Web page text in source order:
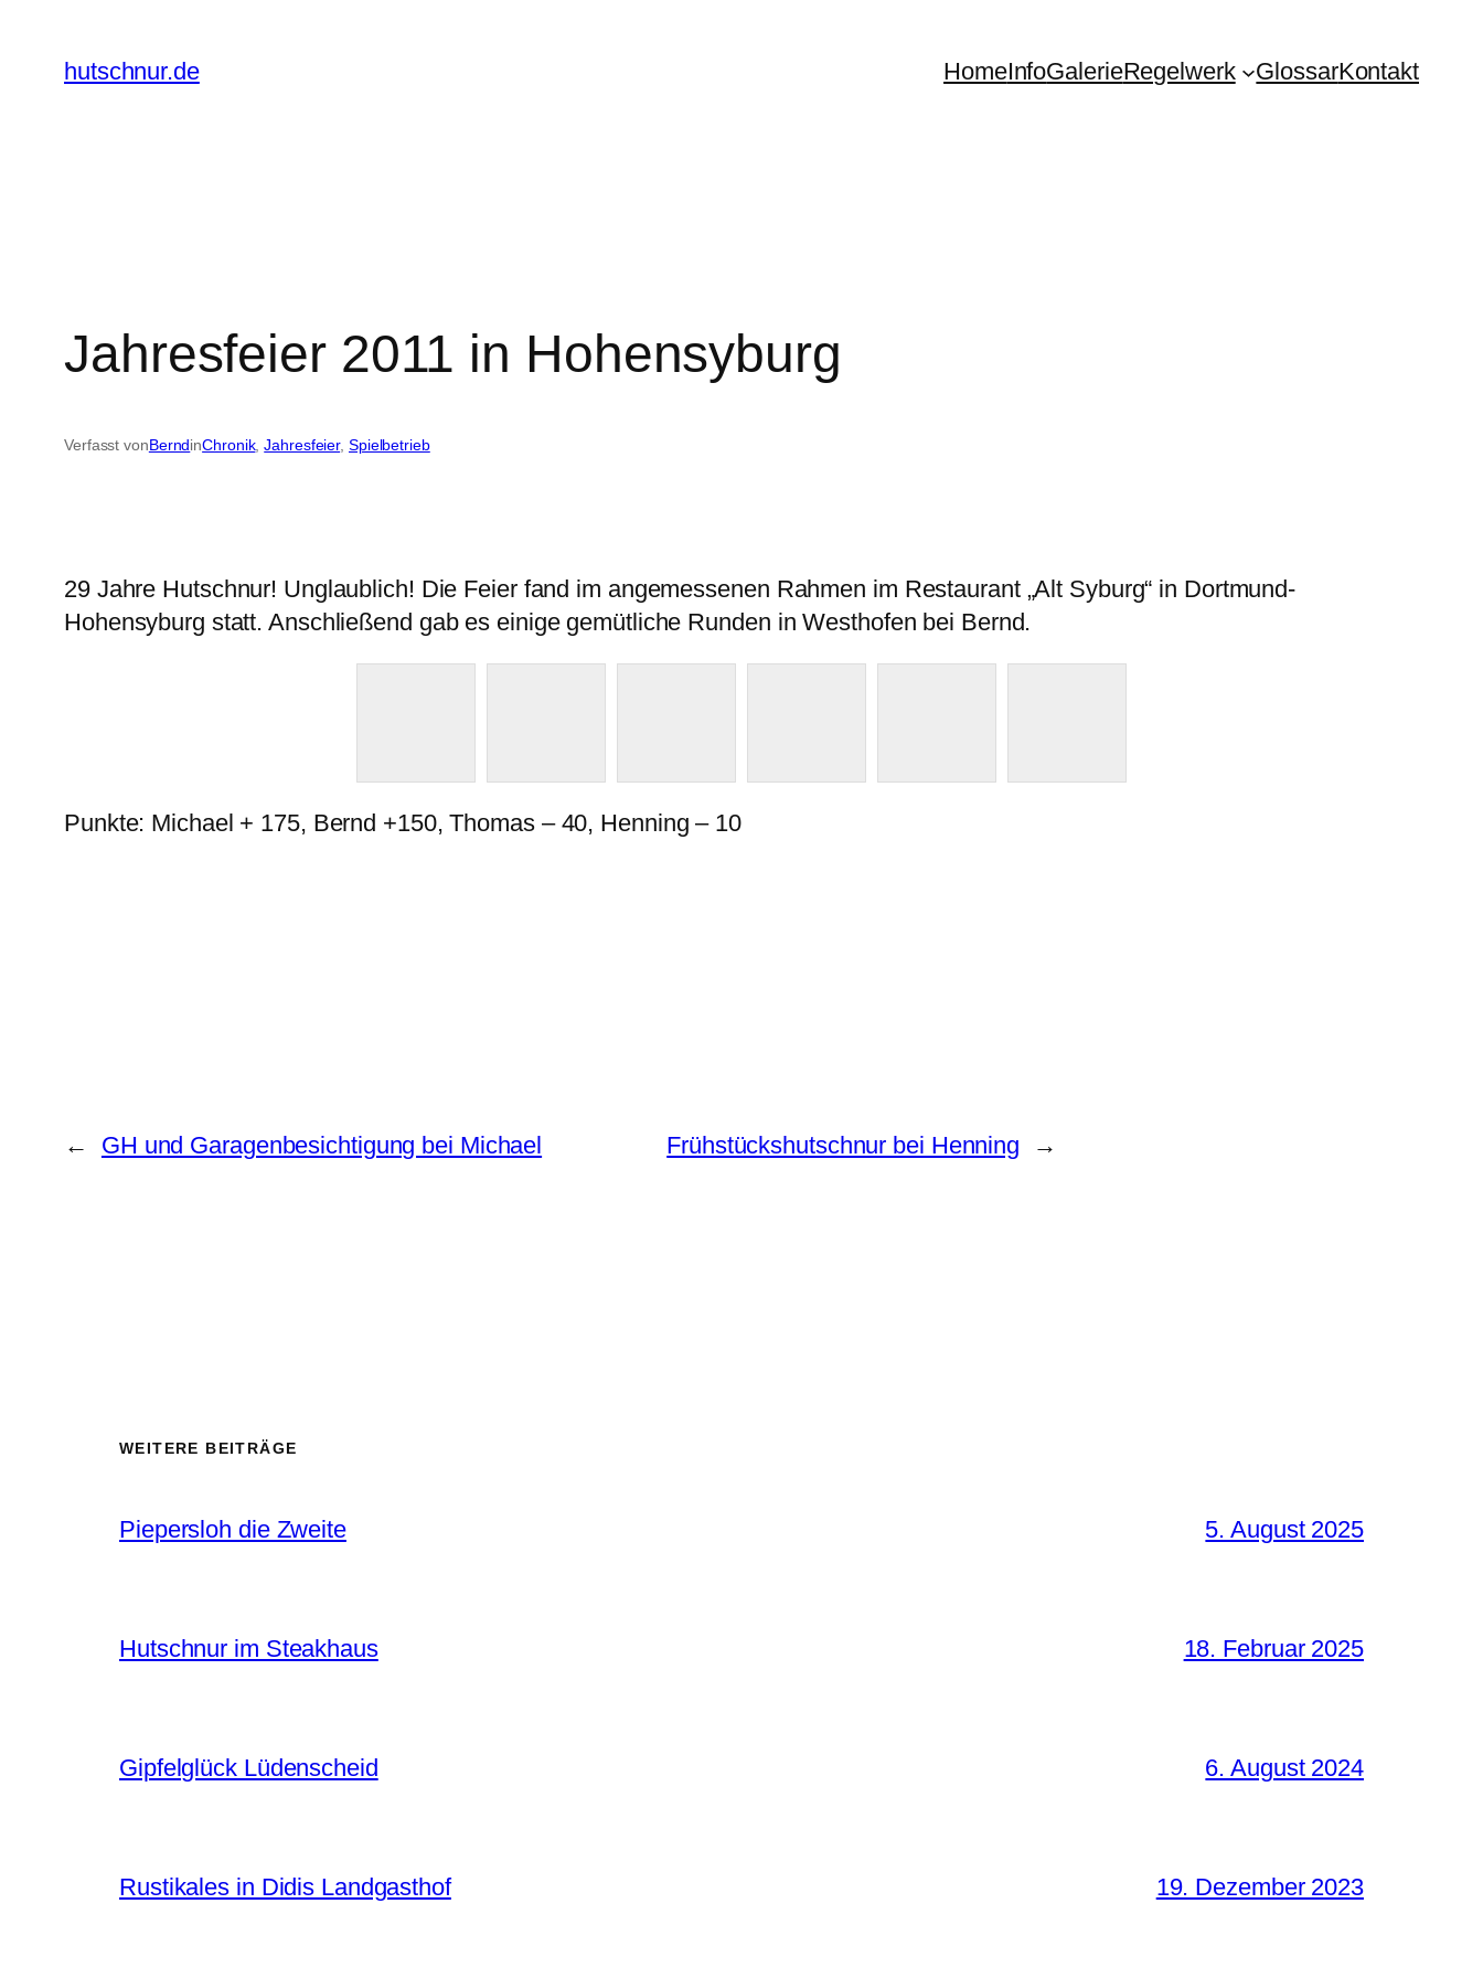
Inhalt
springen
hutschnur.de HomeInfoGalerieRegelwerk GlossarKontakt
Jahresfeier 2011 in Hohensyburg
Verfasst vonBerndinChronik, Jahresfeier, Spielbetrieb
29 Jahre Hutschnur! Unglaublich! Die Feier fand im angemessenen Rahmen im Restaurant „Alt Syburg“ in Dortmund-
Hohensyburg statt. Anschließend gab es einige gemütliche Runden in Westhofen bei Bernd.
Punkte: Michael + 175, Bernd +150, Thomas – 40, Henning – 10
← GH und Garagenbesichtigung bei Michael Frühstückshutschnur bei Henning →
WEITERE BEITRÄGE
Piepersloh die Zweite 5. August 2025
Hutschnur im Steakhaus 18. Februar 2025
Gipfelglück Lüdenscheid 6. August 2024
Rustikales in Didis Landgasthof 19. Dezember 2023